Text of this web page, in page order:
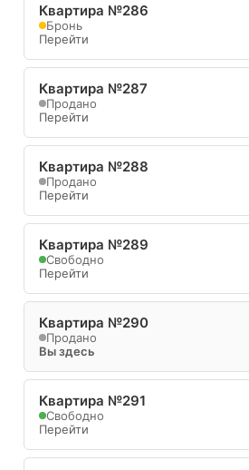
Квартира №286
Бронь
Перейти
Квартира №287
Продано
Перейти
Квартира №288
Продано
Перейти
Квартира №289
Свободно
Перейти
Квартира №290
Продано
Вы здесь
Квартира №291
Свободно
Перейти